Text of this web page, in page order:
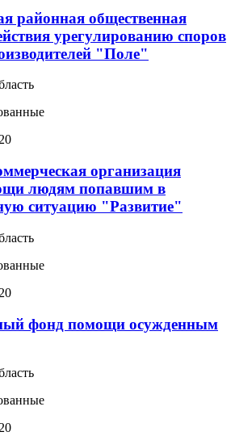
районная общественная
урегулированию споров
"Поле"
организация
людям попавшим в
ситуацию "Развитие"
фонд помощи осужденным